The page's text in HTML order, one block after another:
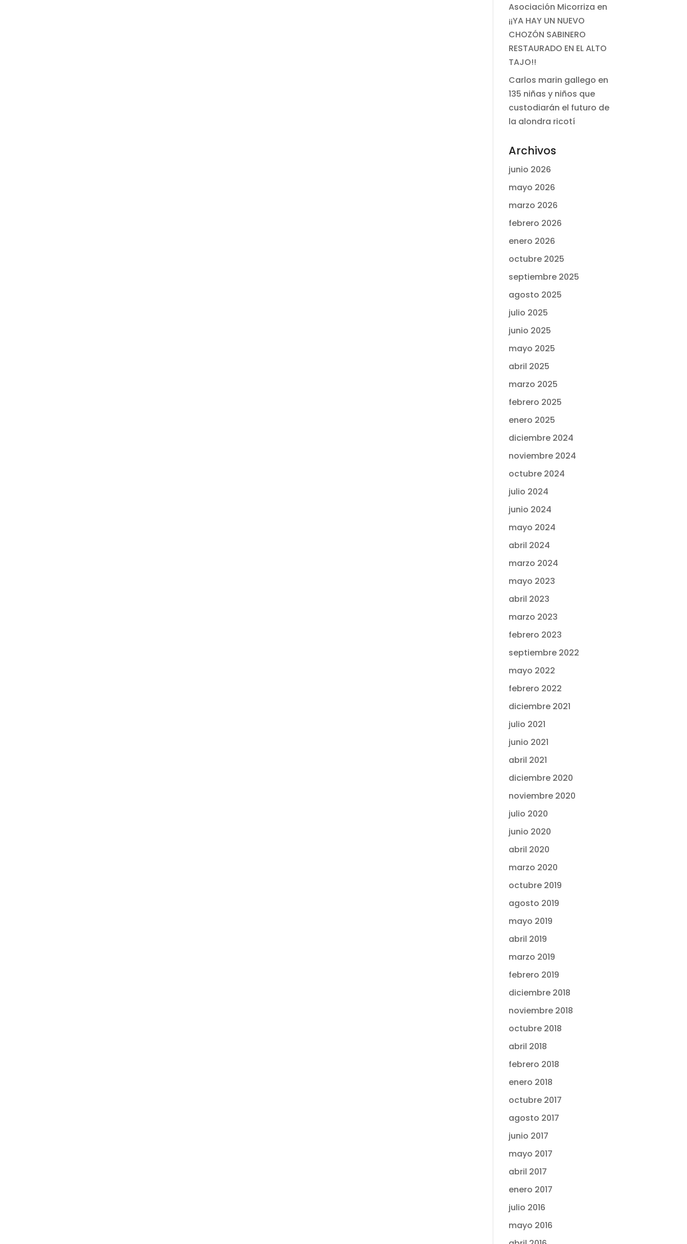
Asociación Micorriza en
¡¡YA HAY UN NUEVO
CHOZÓN SABINERO
RESTAURADO EN EL ALTO
TAJO!!
Carlos marin gallego en
135 niñas y niños que
custodiarán el futuro de
la alondra ricotí
Archivos
junio 2026
mayo 2026
marzo 2026
febrero 2026
enero 2026
octubre 2025
septiembre 2025
agosto 2025
julio 2025
junio 2025
mayo 2025
abril 2025
marzo 2025
febrero 2025
enero 2025
diciembre 2024
noviembre 2024
octubre 2024
julio 2024
junio 2024
mayo 2024
abril 2024
marzo 2024
mayo 2023
abril 2023
marzo 2023
febrero 2023
septiembre 2022
mayo 2022
febrero 2022
diciembre 2021
julio 2021
junio 2021
abril 2021
diciembre 2020
noviembre 2020
julio 2020
junio 2020
abril 2020
marzo 2020
octubre 2019
agosto 2019
mayo 2019
abril 2019
marzo 2019
febrero 2019
diciembre 2018
noviembre 2018
octubre 2018
abril 2018
febrero 2018
enero 2018
octubre 2017
agosto 2017
junio 2017
mayo 2017
abril 2017
enero 2017
julio 2016
mayo 2016